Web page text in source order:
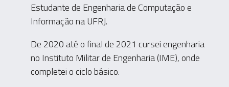
Estudante de Engenharia de Computação e
Informação na UFRJ.
De 2020 até o final de 2021 cursei engenharia
no Instituto Militar de Engenharia (IME), onde
completei o ciclo básico.